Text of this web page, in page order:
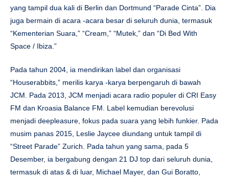
yang tampil dua kali di Berlin dan Dortmund “Parade Cinta”. Dia
juga bermain di acara -acara besar di seluruh dunia, termasuk
“Kementerian Suara,” “Cream,” “Mutek,” dan “Di Bed With
Space / Ibiza.”
Pada tahun 2004, ia mendirikan label dan organisasi
“Houserabbits,” merilis karya -karya berpengaruh di bawah
JCM. Pada 2013, JCM menjadi acara radio populer di CRI Easy
FM dan Kroasia Balance FM. Label kemudian berevolusi
menjadi deepleasure, fokus pada suara yang lebih funkier. Pada
musim panas 2015, Leslie Jaycee diundang untuk tampil di
“Street Parade” Zurich. Pada tahun yang sama, pada 5
Desember, ia bergabung dengan 21 DJ top dari seluruh dunia,
termasuk di atas & di luar, Michael Mayer, dan Gui Boratto,